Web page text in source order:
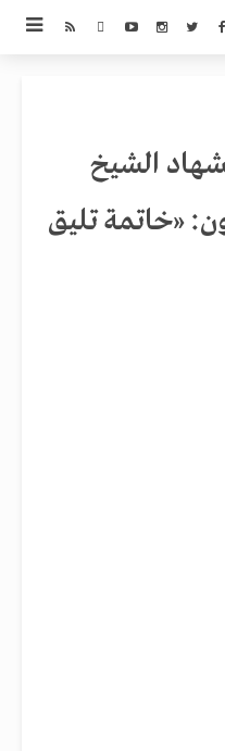
الـ14 لاستشهاد الشيخ
«خاتمة تليق